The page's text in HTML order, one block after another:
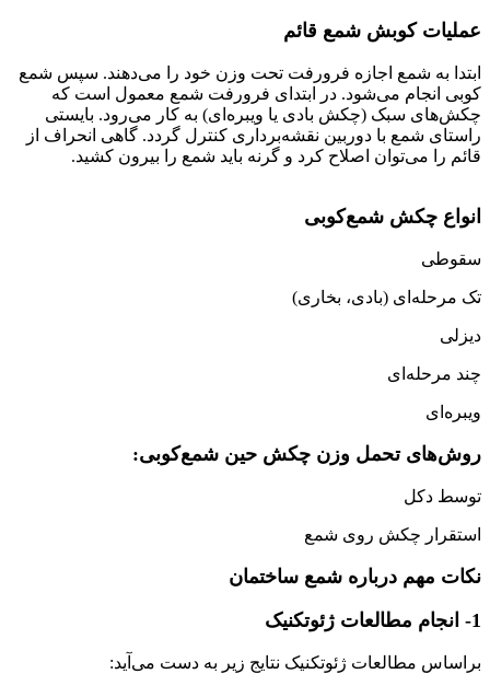
عملیات کوبش شمع قائم
ابتدا به شمع اجازه فرورفت تحت وزن خود را می‌دهند. سپس شمع
کوبی انجام می‌شود. در ابتدای فرورفت شمع معمول است که
چکش‌های سبک (چکش بادی یا ویبره‌ای) به کار می‌رود. بایستی
راستای شمع با دوربین نقشه‌برداری کنترل گردد. گاهی انحراف از
قائم را می‌توان اصلاح کرد و گرنه باید شمع را بیرون کشید.
انواع چکش شمع‌کوبی
سقوطی
تک مرحله‌ای (بادی، بخاری)
دیزلی
چند مرحله‌ای
ویبره‌ای
روش‌های تحمل وزن چکش حین شمع‌کوبی:
توسط دکل
استقرار چکش روی شمع
نکات مهم درباره شمع ساختمان
1- انجام مطالعات ژئوتکنیک
براساس مطالعات ژئوتکنیک نتایج زیر به دست می‌آید: